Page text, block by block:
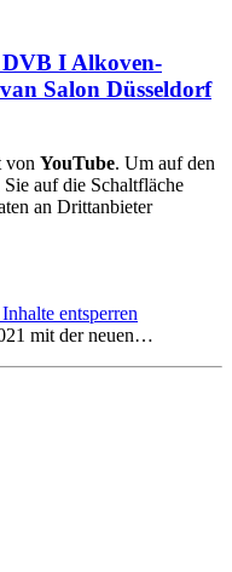
I Alkoven-
Salon Düsseldorf
von YouTube. Um auf den
auf die Schaltfläche
an Drittanbieter
entsperren
mit der neuen…